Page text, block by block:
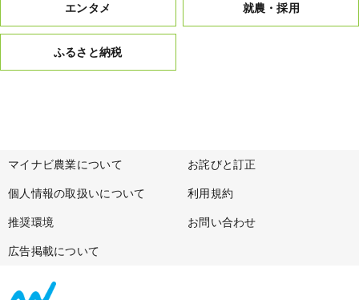
エンタメ 就農・採用
ふるさと納税
マイナビ農業について お詫びと訂正
個人情報の取扱いについて 利用規約
推奨環境 お問い合わせ
広告掲載について